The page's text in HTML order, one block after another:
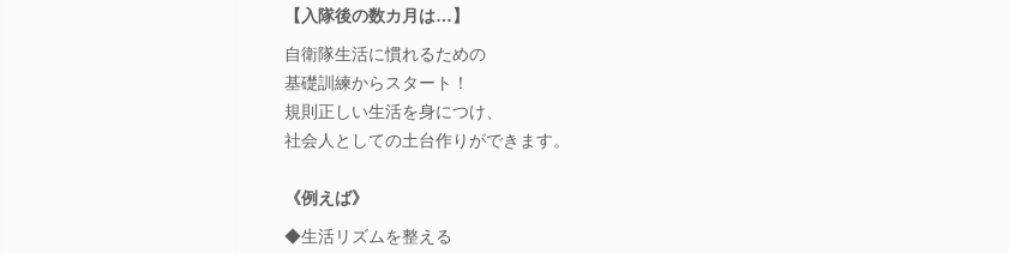
【入隊後の数カ月は…】
自衛隊生活に慣れるための
基礎訓練からスタート！
規則正しい生活を身につけ、
社会人としての土台作りができます。
《例えば》
◆生活リズムを整える